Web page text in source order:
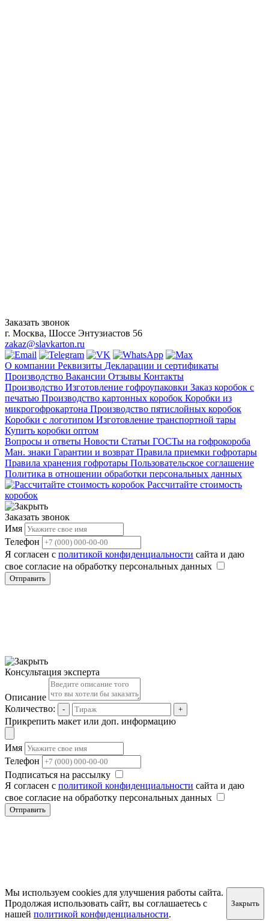
Заказать звонок
г. Москва, Шоссе Энтузиастов 56
zakaz@slavkarton.ru
О компании Реквизиты Декларации и сертификаты
Производство Вакансии Отзывы Контакты
Производство Изготовление гофроупаковки Заказ коробок с
печатью Производство картонных коробок Коробки из
микрогофрокартона Производство пятислойных коробок
Коробки с логотипом Изготовление транспортной тары
Купить коробки оптом
Вопросы и ответы Новости Статьи ГОСТы на гофрокороба
Ман. знаки Гарантии и возврат Правила приемки гофротары
Правила хранения гофротары Пользовательское соглашение
Политика в отношении обработки персональных данных
Рассчитайте стоимость
коробок
Заказать звонок
Имя
Телефон
Я согласен с политикой конфиденциальности сайта и даю
свое согласие на обработку персональных данных
Отправить
Консультация эксперта
Описание
Количество:
- +
Прикрепить макет или доп. информацию
Имя
Телефон
Подписаться на рассылку
Я согласен с политикой конфиденциальности сайта и даю
свое согласие на обработку персональных данных
Отправить
Мы используем cookies для улучшения работы сайта.
Продолжая использовать сайт, вы соглашаетесь с
нашей политикой конфиденциальности.
Закрыть